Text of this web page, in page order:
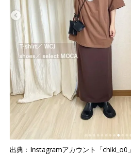
出典：Instagramアカウント「chiki_o0」